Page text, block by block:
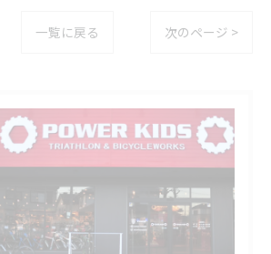
一覧に戻る 次のページ >